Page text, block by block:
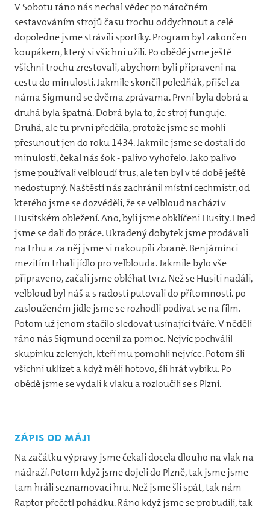
V Sobotu ráno nás nechal vědec po náročném
sestavováním strojů času trochu oddychnout a celé
dopoledne jsme strávili sportíky. Program byl zakončen
koupákem, který si všichni užili. Po obědě jsme ještě
všichni trochu zrestovali, abychom byli připraveni na
cestu do minulosti. Jakmile skončil poledňák, přišel za
náma Sigmund se dvěma zprávama. První byla dobrá a
druhá byla špatná. Dobrá byla to, že stroj funguje.
Druhá, ale tu první předčila, protože jsme se mohli
přesunout jen do roku 1434. Jakmile jsme se dostali do
minulosti, čekal nás šok - palivo vyhořelo. Jako palivo
jsme používali velbloudí trus, ale ten byl v té době ještě
nedostupný. Naštěstí nás zachránil místní cechmistr, od
kterého jsme se dozvěděli, že se velbloud nachází v
Husitském obležení. Ano, byli jsme obklíčeni Husity. Hned
jsme se dali do práce. Ukradený dobytek jsme prodávali
na trhu a za něj jsme si nakoupili zbraně. Benjámínci
mezitím trhali jídlo pro velblouda. Jakmile bylo vše
připraveno, začali jsme obléhat tvrz. Než se Husiti nadáli,
velbloud byl náš a s radostí putovali do přítomnosti. po
zaslouženém jídle jsme se rozhodli podívat se na film.
Potom už jenom stačilo sledovat usínající tváře. V něděli
ráno nás Sigmund ocenil za pomoc. Nejvíc pochválil
skupinku zelených, kteří mu pomohli nejvíce. Potom šli
všichni uklízet a když měli hotovo, šli hrát vybiku. Po
obědě jsme se vydali k vlaku a rozloučili se s Plzní.
zápis od máji
Na začátku výpravy jsme čekali docela dlouho na vlak na
nádraží. Potom když jsme dojeli do Plzně, tak jsme jsme
tam hráli seznamovací hru. Než jsme šli spát, tak nám
Raptor přečetl pohádku. Ráno když jsme se probudili, tak